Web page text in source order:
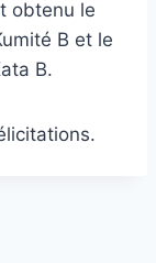
obtenu le
B et le
B.